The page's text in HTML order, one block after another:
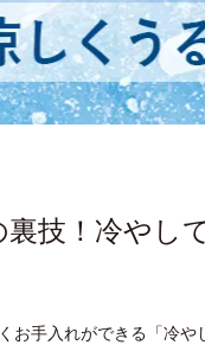
技！冷やし
手入れができる「冷や